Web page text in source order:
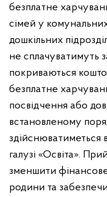
безплатне
сімей у
дошкільних
не сплачуватимуть
покриваються
безплатне
посвідчення або
встановленому
галузі «Освіта».
зменшити
родини та